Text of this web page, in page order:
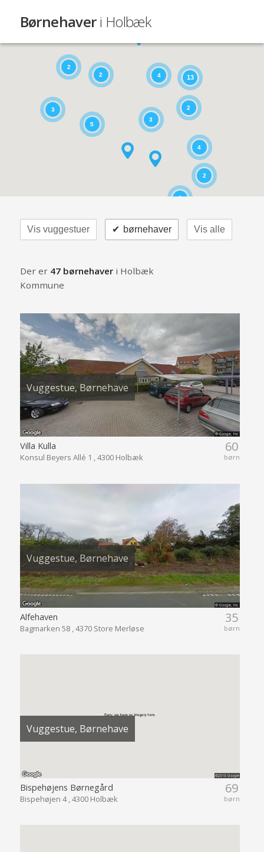
Børnehaveri Holbæk
3
2
4
5
3
4 13
2
2
2
2
Vis vuggestuer børnehaver
✔ Vis alle
Der er 47 børnehaveri Holbæk
Kommune
Vuggestue, Børnehave
60
børn
Villa Kulla
Konsul Beyers Allé 1 , 4300 Holbæk
Vuggestue, Børnehave
35
børn
Alfehaven
Bagmarken 58 , 4370 Store Merløse
Vuggestue, Børnehave
69
børn
Bispehøjens Børnegård
Bispehøjen 4 , 4300 Holbæk